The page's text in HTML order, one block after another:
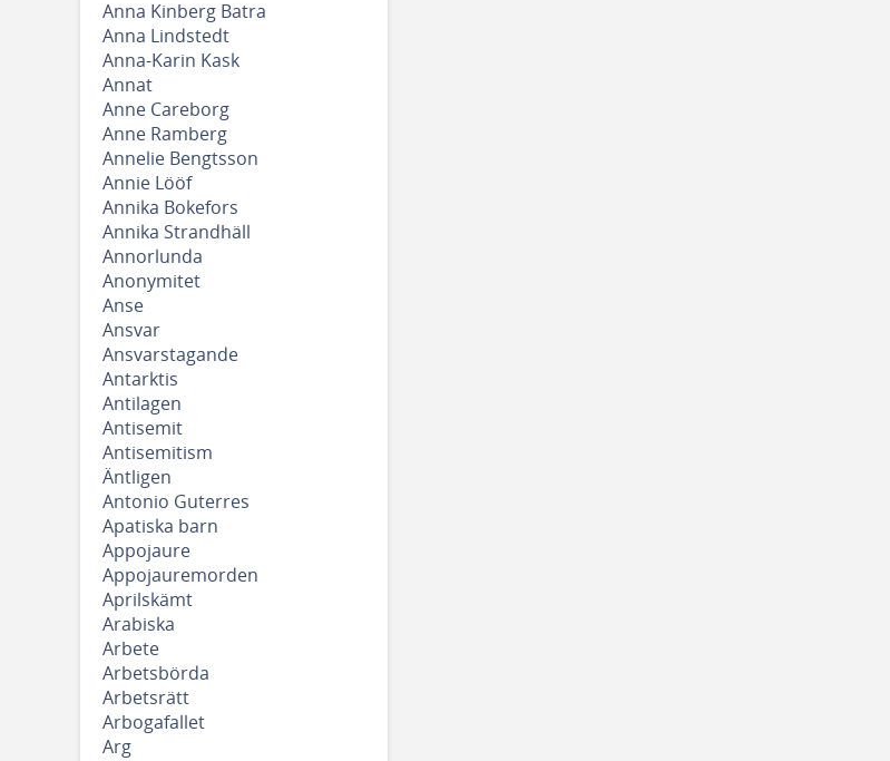
Anna Kinberg Batra
Anna Lindstedt
Anna-Karin Kask
Annat
Anne Careborg
Anne Ramberg
Annelie Bengtsson
Annie Lööf
Annika Bokefors
Annika Strandhäll
Annorlunda
Anonymitet
Anse
Ansvar
Ansvarstagande
Antarktis
Antilagen
Antisemit
Antisemitism
Äntligen
Antonio Guterres
Apatiska barn
Appojaure
Appojauremorden
Aprilskämt
Arabiska
Arbete
Arbetsbörda
Arbetsrätt
Arbogafallet
Arg